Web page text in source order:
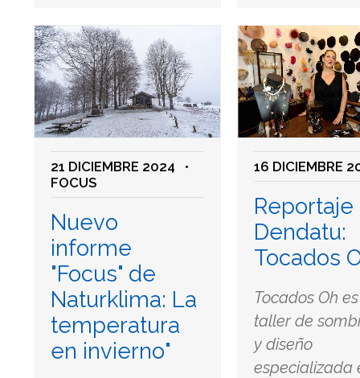
21 DICIEMBRE 2024 •
FOCUS
Nuevo
informe
"Focus" de
Naturklima: La
temperatura
en invierno"
16 DICIEMBRE
Reportaje
Dendatu:
Tocados
Tocados Oh
taller de
y diseño
especializada